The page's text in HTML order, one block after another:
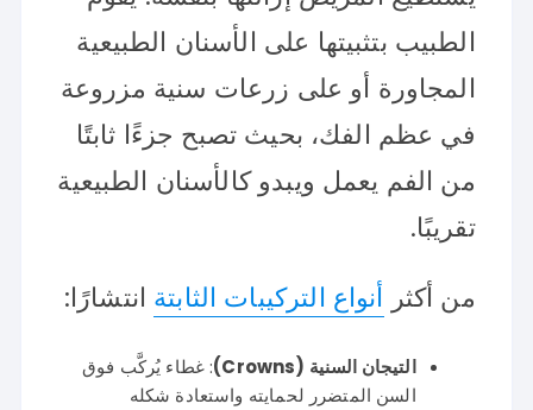
الطبيب بتثبيتها على الأسنان الطبيعية
المجاورة أو على زرعات سنية مزروعة
في عظم الفك، بحيث تصبح جزءًا ثابتًا
من الفم يعمل ويبدو كالأسنان الطبيعية
تقريبًا.
من أكثر أنواع التركيبات الثابتة انتشارًا:
التيجان السنية (Crowns)
: غطاء يُركَّب فوق
السن المتضرر لحمايته واستعادة شكله